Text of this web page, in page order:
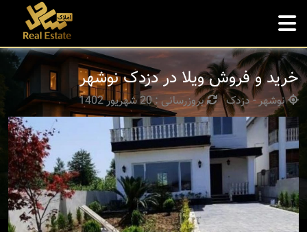
خرید و فروش ویلا در دزدک نوشهر
نوشهر - دزدک بروزرسانی : 20 شهریور 1402